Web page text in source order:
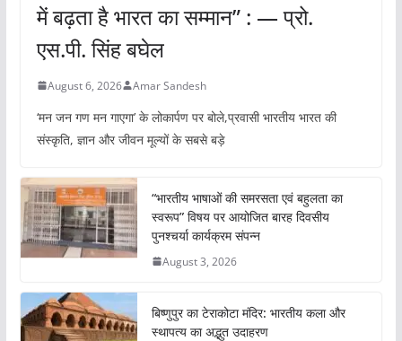
में बढ़ता है भारत का सम्मान” : — प्रो.
एस.पी. सिंह बघेल
August 6, 2026 Amar Sandesh
‘मन जन गण मन गाएगा’ के लोकार्पण पर बोले,प्रवासी भारतीय भारत की
संस्कृति, ज्ञान और जीवन मूल्यों के सबसे बड़े
“भारतीय भाषाओं की समरसता एवं बहुलता का
स्वरूप” विषय पर आयोजित बारह दिवसीय
पुनश्चर्या कार्यक्रम संपन्न
August 3, 2026
बिष्णुपुर का टेराकोटा मंदिर: भारतीय कला और
स्थापत्य का अद्भुत उदाहरण